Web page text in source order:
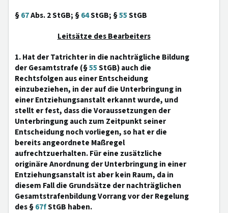
§67Abs. 2 StGB; §64StGB; §55StGB
Leitsätze des Bearbeiters
1. Hat der Tatrichter in die nachträgliche Bildung
der Gesamtstrafe (§55StGB) auch die
Rechtsfolgen aus einer Entscheidung
einzubeziehen, in der auf die Unterbringung in
einer Entziehungsanstalt erkannt wurde, und
stellt er fest, dass die Voraussetzungen der
Unterbringung auch zum Zeitpunkt seiner
Entscheidung noch vorliegen, so hat er die
bereits angeordnete Maßregel
aufrechtzuerhalten. Für eine zusätzliche
originäre Anordnung der Unterbringung in einer
Entziehungsanstalt ist aber kein Raum, da in
diesem Fall die Grundsätze der nachträglichen
Gesamtstrafenbildung Vorrang vor der Regelung
des §67fStGB haben.